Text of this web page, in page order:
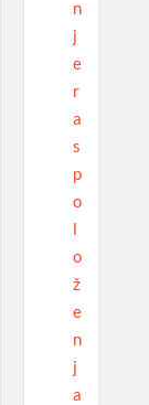
n
j
e
r
a
s
p
o
l
o
ž
e
n
j
a